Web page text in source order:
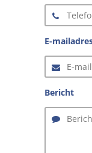
E-
Bericht